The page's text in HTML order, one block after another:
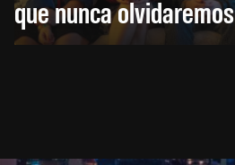
que nunca olvidaremos